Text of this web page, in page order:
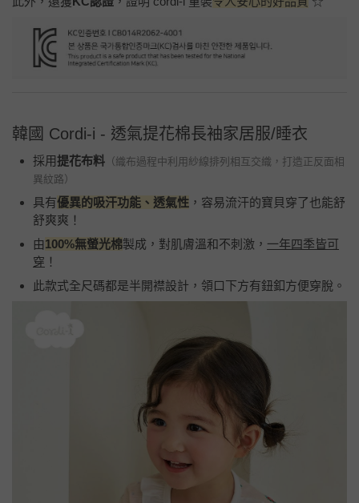
韓國 Cordi-i - 透氣提花棉長袖家居服/睡衣
採用提花布料 （織布過程中利用紗線排列相互交織，打造正反面相
異紋路）
具有優異的吸汗功能、透氣性 ，容易流汗的寶貝穿了也能舒
舒爽爽！
由100%無螢光棉製成，對肌膚溫和不刺激， 一年四季皆可
穿 ！
此款式全尺碼都是半開襟設計，領口下方有鈕釦方便穿脫。